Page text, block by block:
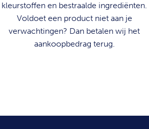
kleurstoffen en bestraalde ingrediënten.
Voldoet een product niet aan je
verwachtingen? Dan betalen wij het
aankoopbedrag terug.